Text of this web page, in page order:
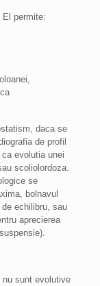
El permite:
daca se
de profil
evolutia unei
scoliolordoza.
se
bolnavul
echilibru, sau
aprecierea
sunt evolutive